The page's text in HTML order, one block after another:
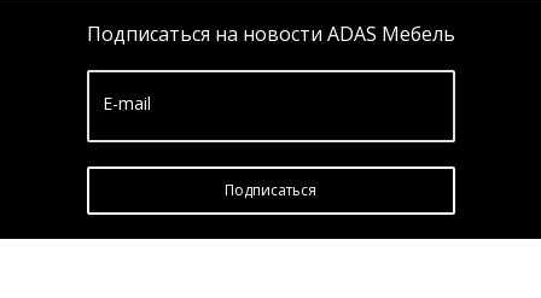
Подписаться на новости ADAS Мебель
E-mail
Подписатьcя